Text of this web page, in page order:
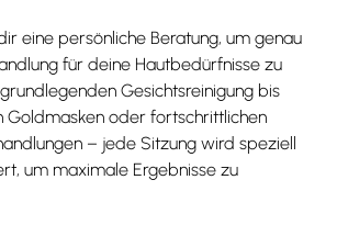
eine persönliche Beratung, um genau
für deine Hautbedürfnisse zu
Gesichtsreinigung bis
Goldmasken oder fortschrittlichen
– jede Sitzung wird speziell
um maximale Ergebnisse zu